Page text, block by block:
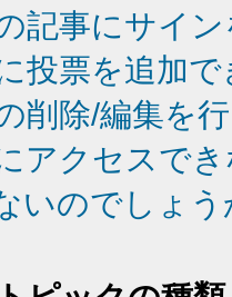
記事にサイ
投票を追加
削除/編集を
アクセスで
いのでしょう